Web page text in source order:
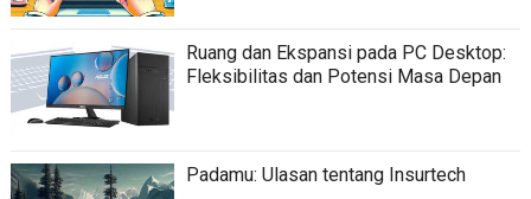
Ruang dan Ekspansi pada PC Desktop:
Fleksibilitas dan Potensi Masa Depan
Padamu: Ulasan tentang Insurtech